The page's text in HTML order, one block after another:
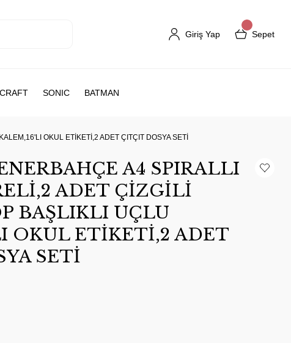
Giriş Yap Sepet
SONIC BATMAN
OKUL ETİKETİ,2 ADET ÇITÇIT DOSYA SETİ
A4 SPIRALLI
ADET ÇİZGİLİ
BAŞLIKLI UÇLU
OKUL ETİKETİ,2 ADET
SETİ